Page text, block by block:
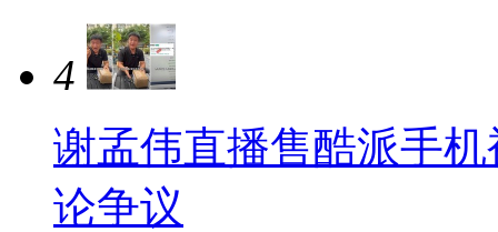
4
谢孟伟直播售酷派手
论争议